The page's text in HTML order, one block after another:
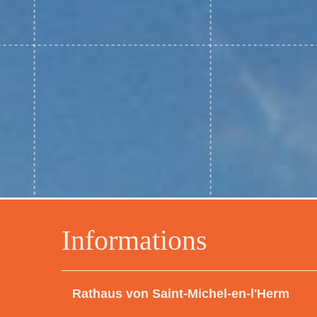
Informations
Rathaus von Saint-Michel-en-l'Herm